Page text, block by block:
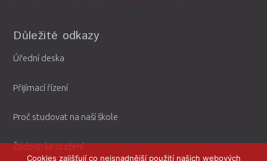
Důležité odkazy
Úřední deska
Přijímací řízení
Proč studovat na naší škole
Žádosti ke stažení
Cookies zajišťují co nejsnadnější použití našich webových